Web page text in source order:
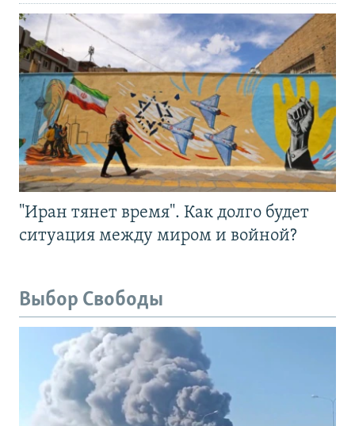
"Иран тянет время". Как долго будет
ситуация между миром и войной?
Выбор Свободы